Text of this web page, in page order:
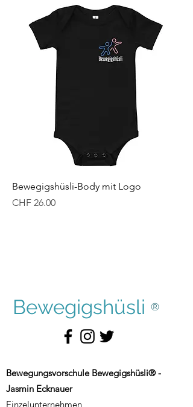
Bewegigshüsli-Body mit Logo
Price
CHF 26.00
Bewegigshüsli ®
Bewegungsvorschule Bewegigshüsli® -
Jasmin Ecknauer
Einzelunternehmen